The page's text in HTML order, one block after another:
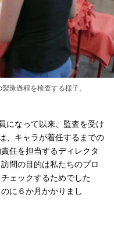
造過程を検査する様子。
になって以来、監査を受け
、キャラが着任するまでの
任を担当するディレクタ
問の目的は私たちのプロ
ェックするためでした
に６か月かかりまし